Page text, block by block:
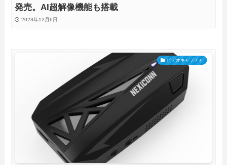
発売。AI超解像機能も搭載
2023年12月6日
ビデオキャプチャ